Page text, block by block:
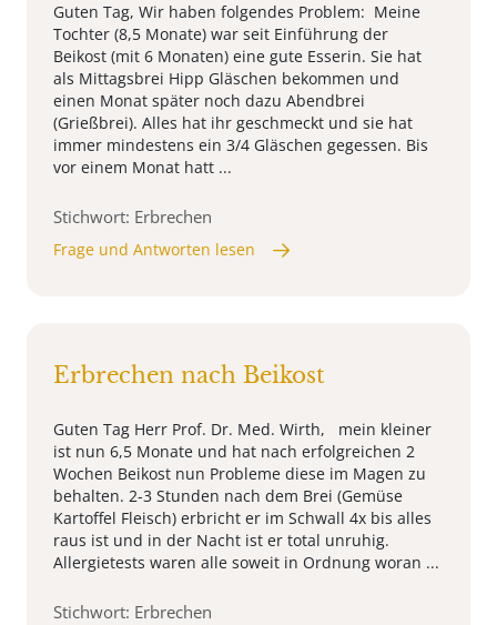
Guten Tag, Wir haben folgendes Problem: Meine
Tochter (8,5 Monate) war seit Einführung der
Beikost (mit 6 Monaten) eine gute Esserin. Sie hat
als Mittagsbrei Hipp Gläschen bekommen und
einen Monat später noch dazu Abendbrei
(Grießbrei). Alles hat ihr geschmeckt und sie hat
immer mindestens ein 3/4 Gläschen gegessen. Bis
vor einem Monat hatt ...
Stichwort: Erbrechen
Frage und Antworten lesen
Erbrechen nach Beikost
Guten Tag Herr Prof. Dr. Med. Wirth, mein kleiner
ist nun 6,5 Monate und hat nach erfolgreichen 2
Wochen Beikost nun Probleme diese im Magen zu
behalten. 2-3 Stunden nach dem Brei (Gemüse
Kartoffel Fleisch) erbricht er im Schwall 4x bis alles
raus ist und in der Nacht ist er total unruhig.
Allergietests waren alle soweit in Ordnung woran ...
Stichwort: Erbrechen